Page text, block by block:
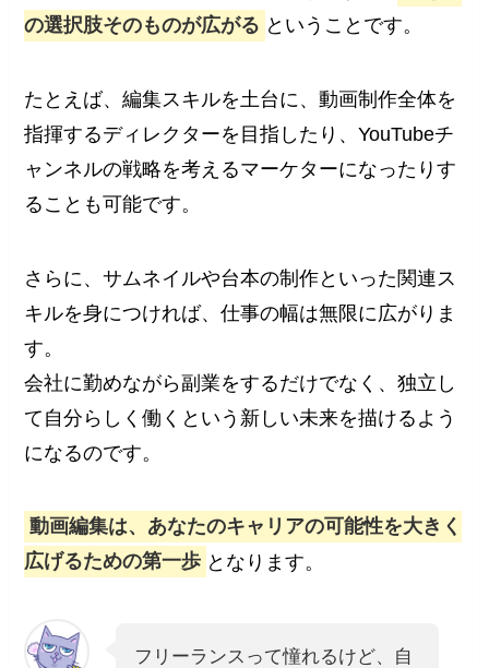
の選択肢そのものが広がる ということです。
たとえば、編集スキルを土台に、動画制作全体を
指揮するディレクターを目指したり、YouTubeチ
ャンネルの戦略を考えるマーケターになったりす
ることも可能です。
さらに、サムネイルや台本の制作といった関連ス
キルを身につければ、仕事の幅は無限に広がりま
す。
会社に勤めながら副業をするだけでなく、独立し
て自分らしく働くという新しい未来を描けるよう
になるのです。
動画編集は、あなたのキャリアの可能性を大きく
広げるための第一歩 となります。
フリーランスって憧れるけど、自